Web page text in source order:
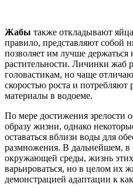
Жабы также откладывают
правило, представляют собой
позволяет им лучше держаться
растительности. Личинки жаб
головастикам, но чаще
скоростью роста и потребляют
материалы в водоеме.
По мере достижения зрелости
образу жизни, однако
оставаться вблизи воды для
размножения. В дальнейшем, в
окружающей среды, жизнь
варьироваться, но в целом их
демонстрацией адаптации к